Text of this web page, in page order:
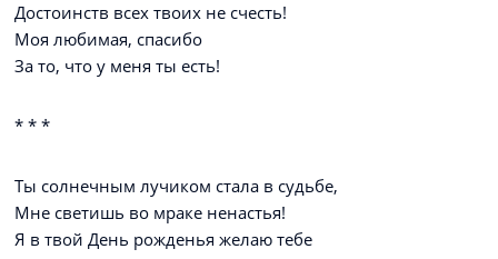
Достоинств всех твоих не счесть!
Моя любимая, спасибо
За то, что у меня ты есть!
* * *
Ты солнечным лучиком стала в судьбе,
Мне светишь во мраке ненастья!
Я в твой День рожденья желаю тебе